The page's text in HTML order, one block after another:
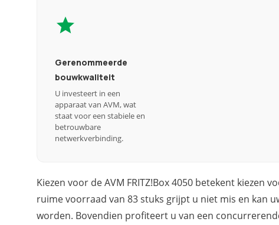
Gerenommeerde
bouwkwaliteit
U investeert in een
apparaat van AVM, wat
staat voor een stabiele en
betrouwbare
netwerkverbinding.
Kiezen voor de AVM FRITZ!Box 4050 betekent kiezen
ruime voorraad van 83 stuks grijpt u niet mis en kan
worden. Bovendien profiteert u van een